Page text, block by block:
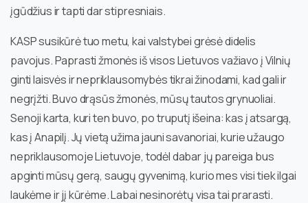
įgūdžius ir tapti dar stipresniais.
KASP susikūrė tuo metu, kai valstybei grėsė didelis
pavojus. Paprasti žmonės iš visos Lietuvos važiavo į Vilnių
ginti laisvės ir nepriklausomybės tikrai žinodami, kad gali ir
negrįžti. Buvo drąsūs žmonės, mūsų tautos grynuoliai.
Senoji karta, kuri ten buvo, po truputį išeina: kas į atsargą,
kas į Anapilį. Jų vietą užima jauni savanoriai, kurie užaugo
nepriklausomoje Lietuvoje, todėl dabar jų pareiga bus
apginti mūsų gerą, saugų gyvenimą, kurio mes visi tiek ilgai
laukėme ir jį kūrėme. Labai nesinorėtų visa tai prarasti.